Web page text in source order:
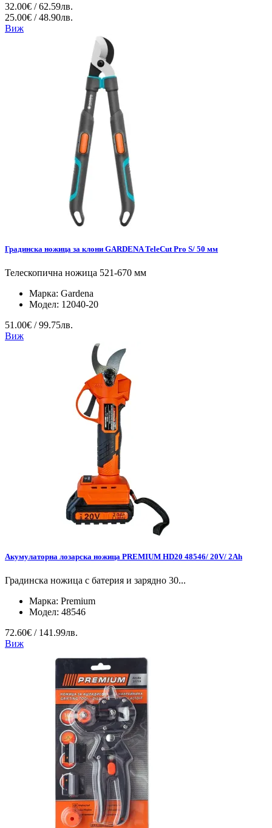
32.00€ / 62.59лв.
25.00€ / 48.90лв.
Виж
Градинска ножица за клони GARDENA TeleCut Pro S/ 50 мм
Телескопична ножица 521-670 мм
Марка: Gardena
Модел: 12040-20
51.00€ / 99.75лв.
Виж
Акумулаторна лозарска ножица PREMIUM HD20 48546/ 20V/ 2Ah
Градинска ножица с батерия и зарядно 30...
Марка: Premium
Модел: 48546
72.60€ / 141.99лв.
Виж